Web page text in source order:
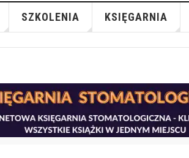
SZKOLENIA KSIĘGARNIA